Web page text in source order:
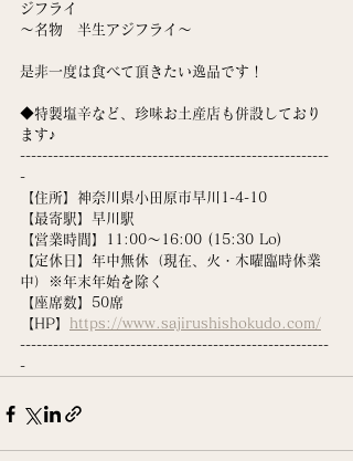
ジフライ
〜名物　半生アジフライ〜
是非一度は食べて頂きたい逸品です！
◆特製塩辛など、珍味お土産店も併設しており
ます♪
--------------------------------------------------------
-
【住所】神奈川県小田原市早川1-4-10
【最寄駅】早川駅
【営業時間】11:00〜16:00 (15:30 Lo)
【定休日】年中無休（現在、火・木曜臨時休業
中）※年末年始を除く
【座席数】50席
【HP】
https://www.sajirushishokudo.com/
--------------------------------------------------------
-